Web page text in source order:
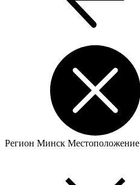
Регион Минск Местоположение